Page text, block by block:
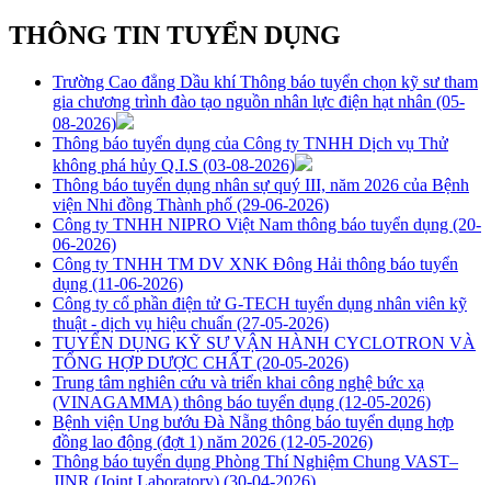
THÔNG TIN TUYỂN DỤNG
Trường Cao đẳng Dầu khí Thông báo tuyển chọn kỹ sư tham
gia chương trình đào tạo nguồn nhân lực điện hạt nhân (05-
08-2026)
Thông báo tuyển dụng của Công ty TNHH Dịch vụ Thử
không phá hủy Q.I.S (03-08-2026)
Thông báo tuyển dụng nhân sự quý III, năm 2026 của Bệnh
viện Nhi đồng Thành phố (29-06-2026)
Công ty TNHH NIPRO Việt Nam thông báo tuyển dụng (20-
06-2026)
Công ty TNHH TM DV XNK Đông Hải thông báo tuyển
dụng (11-06-2026)
Công ty cổ phần điện tử G-TECH tuyển dụng nhân viên kỹ
thuật - dịch vụ hiệu chuẩn (27-05-2026)
TUYỂN DỤNG KỸ SƯ VẬN HÀNH CYCLOTRON VÀ
TỔNG HỢP DƯỢC CHẤT (20-05-2026)
Trung tâm nghiên cứu và triển khai công nghệ bức xạ
(VINAGAMMA) thông báo tuyển dụng (12-05-2026)
Bệnh viện Ung bướu Đà Nẵng thông báo tuyển dụng hợp
đồng lao động (đợt 1) năm 2026 (12-05-2026)
Thông báo tuyển dụng Phòng Thí Nghiệm Chung VAST–
JINR (Joint Laboratory) (30-04-2026)